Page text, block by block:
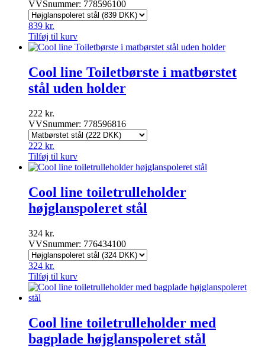
VVSnummer: 778596100
839 kr.
Tilføj til kurv
Cool line Toiletbørste i matbørstet
stål uden holder
222 kr.
VVSnummer: 778596816
222 kr.
Tilføj til kurv
Cool line toiletrulleholder
højglanspoleret stål
324 kr.
VVSnummer: 776434100
324 kr.
Tilføj til kurv
Cool line toiletrulleholder med
bagplade højglanspoleret stål